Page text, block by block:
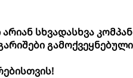
არიან სხვადასხვა